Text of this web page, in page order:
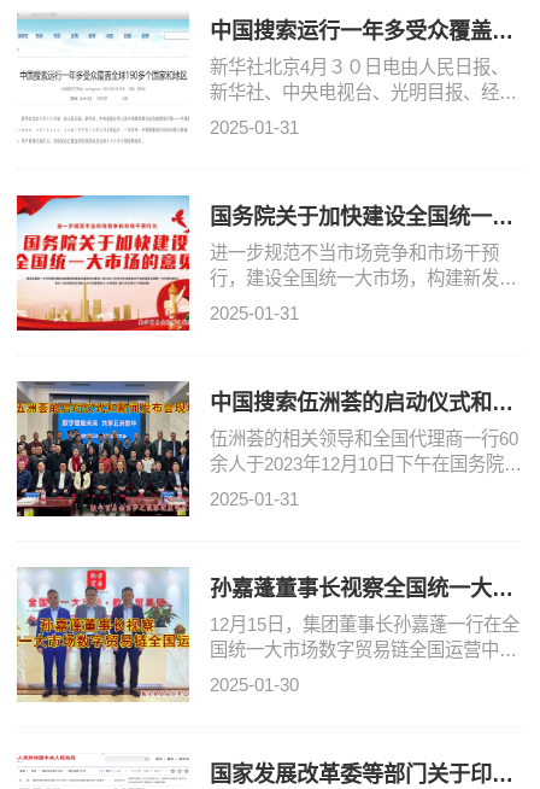
中国搜索运行一年多受众覆盖全
球190多国家和地区
新华社北京4月３０日电由人民日报、
新华社、中央电视台、光明目报、经济
日报、中国日报、中新社七家中央媒体
2025-01-31
国务院关于加快建设全国统一大
市场的意见
进一步规范不当市场竞争和市场干预
行，建设全国统一大市场，构建新发展
格局的基础支撑和内在要求。4月10
2025-01-31
中国搜索伍洲荟的启动仪式和新
闻发布会现场
伍洲荟的相关领导和全国代理商一行60
余人于2023年12月10日下午在国务院新
闻办公室参加了国资委举办的五洲荟上
2025-01-31
孙嘉蓬董事长视察全国统一大市
场数字贸易链全国运营中心
12月15日，集团董事长孙嘉蓬一行在全
国统一大市场数字贸易链全国运营中心
相关领导的陪同下，对全国运营中心进
2025-01-30
国家发展改革委等部门关于印发